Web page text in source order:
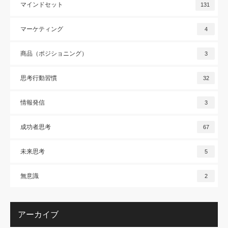
マインドセット 131
マーケティング 4
商品（ポジショニング） 3
思考行動習慣 32
情報発信 3
成功者思考 67
未来思考 5
無意識 2
アーカイブ